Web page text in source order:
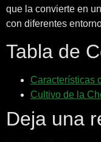
que la convierte en
con diferentes
Tabla de
Características
Cultivo de la
Deja una